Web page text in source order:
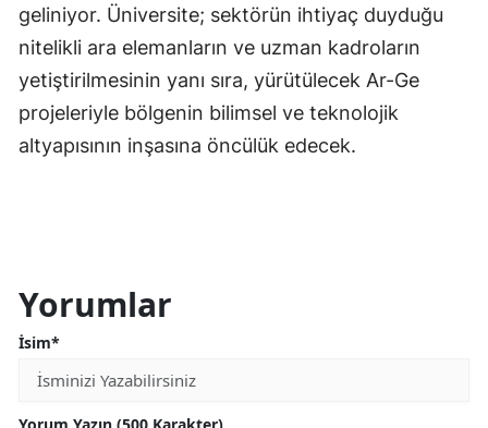
geliniyor. Üniversite; sektörün ihtiyaç duyduğu
nitelikli ara elemanların ve uzman kadroların
yetiştirilmesinin yanı sıra, yürütülecek Ar-Ge
projeleriyle bölgenin bilimsel ve teknolojik
altyapısının inşasına öncülük edecek.
Yorumlar
İsim*